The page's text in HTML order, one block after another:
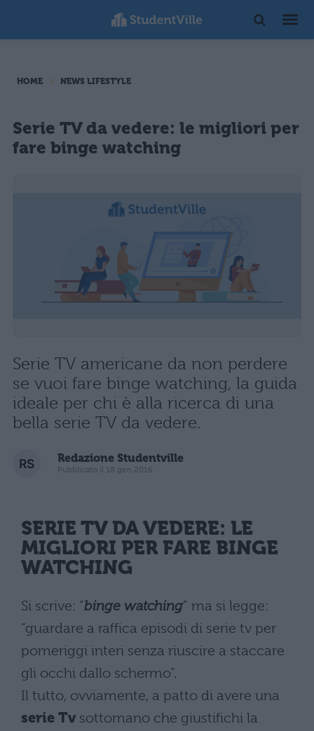
HOME NEWS LIFESTYLE
Serie TV da vedere: le migliori per
fare binge watching
Serie TV americane da non perdere
se vuoi fare binge watching, la guida
ideale per chi è alla ricerca di una
bella serie TV da vedere.
Redazione Studentville
Pubblicato il 18 gen 2016
SERIE TV DA VEDERE: LE
MIGLIORI PER FARE BINGE
WATCHING
Si scrive: “binge watching” ma si legge:
“guardare a raffica episodi di serie tv per
pomeriggi interi senza riuscire a staccare
gli occhi dallo schermo”.
Il tutto, ovviamente, a patto di avere una
serie Tv sottomano che giustifichi la